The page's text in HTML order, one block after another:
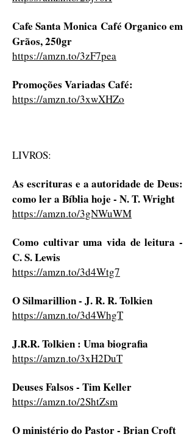
Cafe Santa Monica Café Organico em
Grãos, 250gr
https://amzn.to/3zF7pea
Promoções Variadas Café:
https://amzn.to/3xwXHZo
LIVROS:
As escrituras e a autoridade de Deus:
como ler a Bíblia hoje - N. T. Wright
https://amzn.to/3gNWuWM
Como cultivar uma vida de leitura -
C. S. Lewis
https://amzn.to/3d4Wtg7
O Silmarillion - J. R. R. Tolkien
https://amzn.to/3d4WhgT
J.R.R. Tolkien : Uma biografia
https://amzn.to/3xH2DuT
Deuses Falsos - Tim Keller
https://amzn.to/2ShtZsm
O ministério do Pastor - Brian Croft